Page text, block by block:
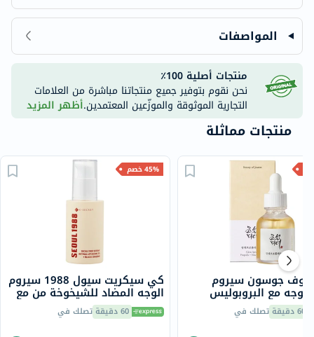
المواصفات
منتجات أصلية 100٪
نحن نقوم بتوفير جميع منتجاتنا مباشرة من العلامات
التجارية الموثوقة والموزّعين المعتمدين.أظهر المزيد
منتجات مماثلة
45% خصم
كي سيكريت سيول 1988 سيروم
الوجه المضاد للشيخوخة من مع
ليبوسوم الشبكية 2% +
الجينسنغ الأسود 30 مل
60 دقيقة تصلك في
أوف جوسون سيروم
مع البروبوليس
30 مل 60 دقيقة تصلك في